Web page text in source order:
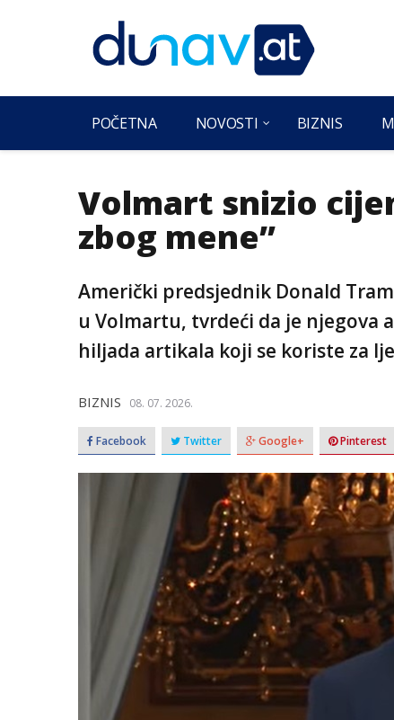
POČETNA NOVOSTI BIZNIS
Volmart snizio
zbog mene”
Američki predsjednik Donald
u Volmartu, tvrdeći da je njegova
hiljada artikala koji se koriste za
BIZNIS 08. 07. 2026.
Facebook Twitter Google+ Pinterest